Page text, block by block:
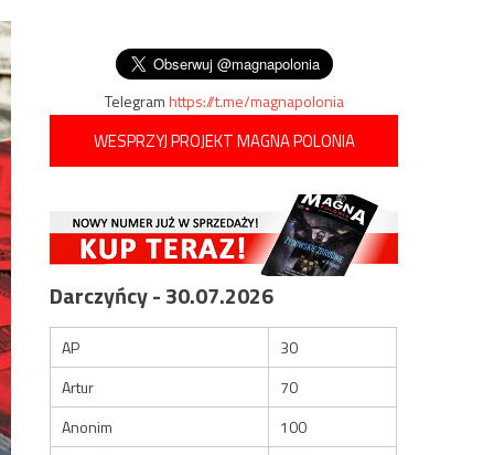
Telegramhttps://t.me/magnapolonia
WESPRZYJ PROJEKT MAGNA POLONIA
Darczyńcy - 30.07.2026
AP
30
Artur
70
Anonim
100